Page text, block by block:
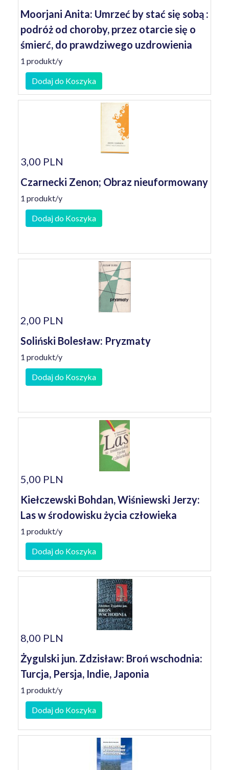
Moorjani Anita: Umrzeć by stać się sobą :
podróż od choroby, przez otarcie się o
śmierć, do prawdziwego uzdrowienia
1 produkt/y
Dodaj do Koszyka
3,00 PLN
Czarnecki Zenon; Obraz nieuformowany
1 produkt/y
Dodaj do Koszyka
2,00 PLN
Soliński Bolesław: Pryzmaty
1 produkt/y
Dodaj do Koszyka
5,00 PLN
Kiełczewski Bohdan, Wiśniewski Jerzy:
Las w środowisku życia człowieka
1 produkt/y
Dodaj do Koszyka
8,00 PLN
Żygulski jun. Zdzisław: Broń wschodnia:
Turcja, Persja, Indie, Japonia
1 produkt/y
Dodaj do Koszyka